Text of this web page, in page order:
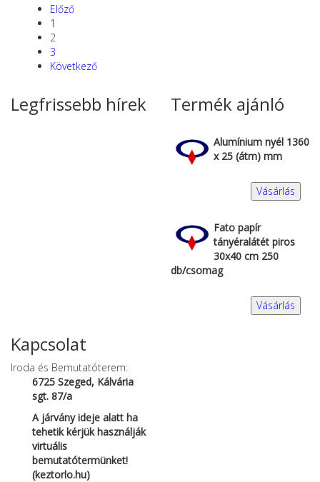
Előző
1
2
3
Következő
Legfrissebb hírek Termék ajánló
Alumínium nyél 1360
x 25 (átm) mm
Vásárlás
Fato papír
tányéralátét piros
30x40 cm 250
db/csomag
Vásárlás
Kapcsolat
Iroda és Bemutatóterem:
6725 Szeged, Kálvária
sgt. 87/a
A járvány ideje alatt ha
tehetik kérjük használják
virtuális
bemutatótermünket!
(keztorlo.hu)